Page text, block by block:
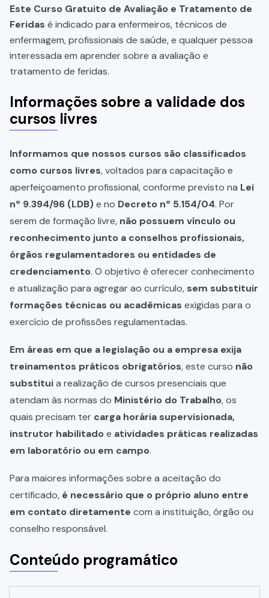
Este Curso Gratuito de Avaliação e Tratamento de
Feridas é indicado para enfermeiros, técnicos de
enfermagem, profissionais de saúde, e qualquer pessoa
interessada em aprender sobre a avaliação e
tratamento de feridas.
Informações sobre a validade dos
cursos livres
Informamos que nossos cursos são classificados
como cursos livres, voltados para capacitação e
aperfeiçoamento profissional, conforme previsto na Lei
nº 9.394/96 (LDB)e no Decreto nº 5.154/04. Por
serem de formação livre, não possuem vínculo ou
reconhecimento junto a conselhos profissionais,
órgãos regulamentadores ou entidades de
credenciamento. O objetivo é oferecer conhecimento
e atualização para agregar ao currículo, sem substituir
formações técnicas ou acadêmicas exigidas para o
exercício de profissões regulamentadas.
Em áreas em que a legislação ou a empresa exija
treinamentos práticos obrigatórios, este curso não
substituia realização de cursos presenciais que
atendam às normas do Ministério do Trabalho, os
quais precisam ter carga horária supervisionada,
instrutor habilitadoe atividades práticas realizadas
em laboratório ou em campo.
Para maiores informações sobre a aceitação do
certificado, é necessário que o próprio aluno entre
em contato diretamente com a instituição, órgão ou
conselho responsável.
Conteúdo programático